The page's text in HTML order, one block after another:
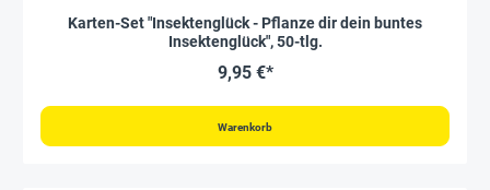
Karten-Set "Insektenglück - Pflanze dir dein buntes
Insektenglück", 50-tlg.
9,95 €*
Warenkorb